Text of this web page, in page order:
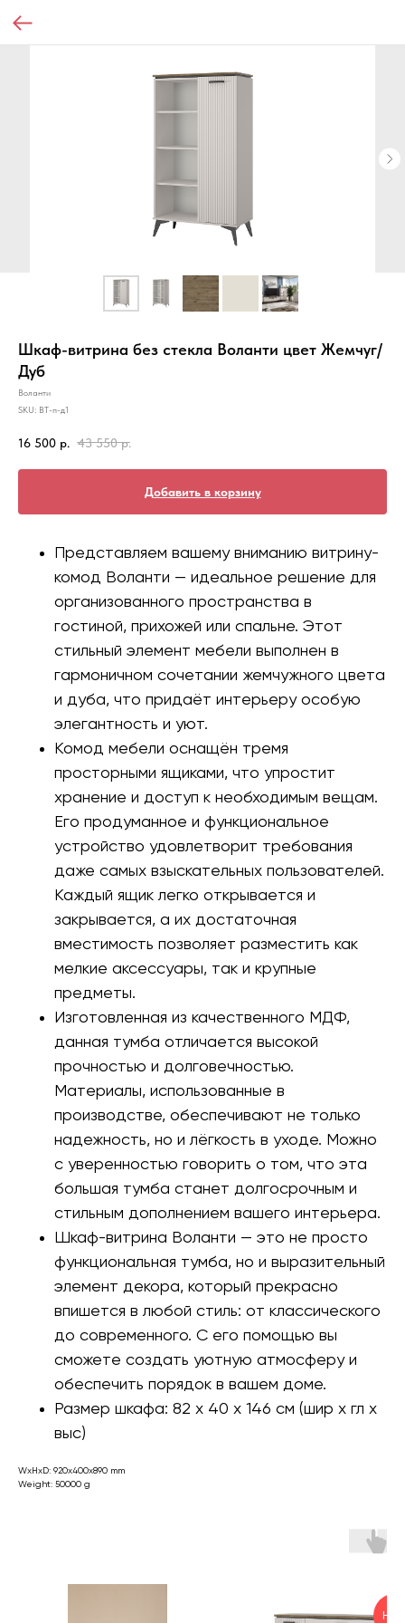
Шкаф-витрина без стекла Воланти цвет Жемчуг/
Дуб
Воланти
SKU: ВТ-п-д1
16 500 р. 43 550 р.
Добавить в корзину
Представляем вашему вниманию витрину-
комод Воланти — идеальное решение для
организованного пространства в
гостиной, прихожей или спальне. Этот
стильный элемент мебели выполнен в
гармоничном сочетании жемчужного цвета
и дуба, что придаёт интерьеру особую
элегантность и уют.
Комод мебели оснащён тремя
просторными ящиками, что упростит
хранение и доступ к необходимым вещам.
Его продуманное и функциональное
устройство удовлетворит требования
даже самых взыскательных пользователей.
Каждый ящик легко открывается и
закрывается, а их достаточная
вместимость позволяет разместить как
мелкие аксессуары, так и крупные
предметы.
Изготовленная из качественного МДФ,
данная тумба отличается высокой
прочностью и долговечностью.
Материалы, использованные в
производстве, обеспечивают не только
надежность, но и лёгкость в уходе. Можно
с уверенностью говорить о том, что эта
большая тумба станет долгосрочным и
стильным дополнением вашего интерьера.
Шкаф-витрина Воланти — это не просто
функциональная тумба, но и выразительный
элемент декора, который прекрасно
впишется в любой стиль: от классического
до современного. С его помощью вы
сможете создать уютную атмосферу и
обеспечить порядок в вашем доме.
Размер шкафа: 82 x 40 x 146 см (шир х гл х
выс)
WxHxD: 920x400x890 mm
Weight: 50000 g